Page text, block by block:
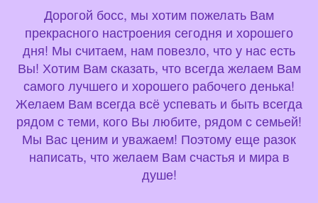
Дорогой босс, мы хотим пожелать Вам
прекрасного настроения сегодня и хорошего
дня! Мы считаем, нам повезло, что у нас есть
Вы! Хотим Вам сказать, что всегда желаем Вам
самого лучшего и хорошего рабочего денька!
Желаем Вам всегда всё успевать и быть всегда
рядом с теми, кого Вы любите, рядом с семьей!
Мы Вас ценим и уважаем! Поэтому еще разок
написать, что желаем Вам счастья и мира в
душе!